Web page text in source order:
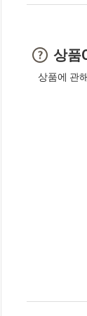
상품
상품에 관